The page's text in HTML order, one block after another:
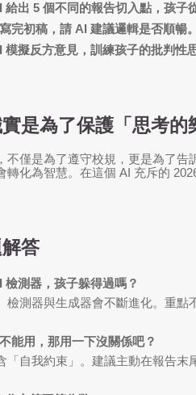
給出 5 個不同的報告切入點，孩子
完初稿，請 AI 建議邏輯是否順暢。
模擬反方意見，訓練孩子的批判性
是為了保護「思考的
不僅是為了遵守校規，更是為了告
轉化為智慧。在這個 AI 充斥的
答
測器，孩子躲得過嗎？
檢測器與生成器會不斷進化。重點
能用，那用一下沒關係吧？
「自我約束」。建議主動在報告末